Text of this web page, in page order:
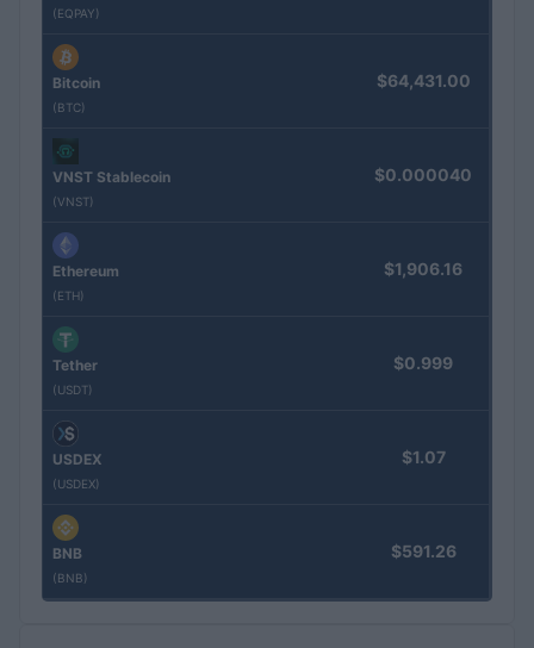
(EQPAY)
Bitcoin
(BTC)
$64,431.00
VNST Stablecoin
(VNST)
$0.000040
Ethereum
(ETH)
$1,906.16
Tether
(USDT)
$0.999
USDEX
(USDEX)
$1.07
BNB
(BNB)
$591.26